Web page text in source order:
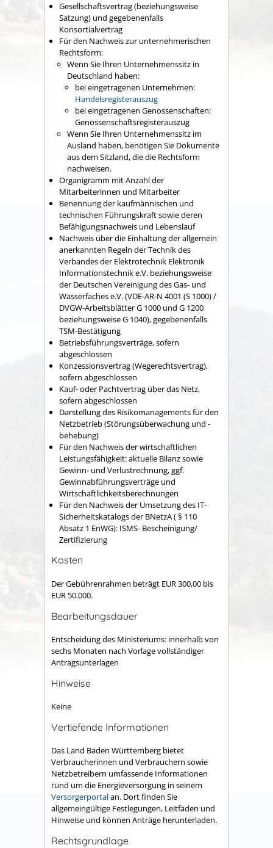
Gesellschaftsvertrag (beziehungsweise
Satzung) und gegebenenfalls
Konsortialvertrag
Für den Nachweis zur unternehmerischen
Rechtsform:
Wenn Sie Ihren Unternehmenssitz in
Deutschland haben:
bei eingetragenen Unternehmen:
Handelsregisterauszug
bei eingetragenen Genossenschaften:
Genossenschaftsregisterauszug
Wenn Sie Ihren Unternehmenssitz im
Ausland haben, benötigen Sie Dokumente
aus dem Sitzland, die die Rechtsform
nachweisen.
Organigramm mit Anzahl der
Mitarbeiterinnen und Mitarbeiter
Benennung der kaufmännischen und
technischen Führungskraft sowie deren
Befähigungsnachweis und Lebenslauf
Nachweis über die Einhaltung der allgemein
anerkannten Regeln der Technik des
Verbandes der Elektrotechnik Elektronik
Informationstechnik e.V. beziehungsweise
der Deutschen Vereinigung des Gas- und
Wasserfaches e.V. (VDE-AR-N 4001 (S 1000) /
DVGW-Arbeitsblätter G 1000 und G 1200
beziehungsweise G 1040), gegebenenfalls
TSM-Bestätigung
Betriebsführungsverträge, sofern
abgeschlossen
Konzessionsvertrag (Wegerechtsvertrag),
sofern abgeschlossen
Kauf- oder Pachtvertrag über das Netz,
sofern abgeschlossen
Darstellung des Risikomanagements für den
Netzbetrieb (Störungsüberwachung und -
behebung)
Für den Nachweis der wirtschaftlichen
Leistungsfähigkeit: aktuelle Bilanz sowie
Gewinn- und Verlustrechnung, ggf.
Gewinnabführungsverträge und
Wirtschaftlichkeitsberechnungen
Für den Nachweis der Umsetzung des IT-
Sicherheitskatalogs der BNetzA ( § 110
Absatz 1 EnWG): ISMS- Bescheinigung/
Zertifizierung
Kosten
Der Gebührenrahmen beträgt EUR 300,00 bis
EUR 50.000.
Bearbeitungsdauer
Entscheidung des Ministeriums: innerhalb von
sechs Monaten nach Vorlage vollständiger
Antragsunterlagen
Hinweise
Keine
Vertiefende Informationen
Das Land Baden Württemberg bietet
Verbraucherinnen und Verbrauchern sowie
Netzbetreibern umfassende Informationen
rund um die Energieversorgung in seinem
Versorgerportalan. Dort finden Sie
allgemeingültige Festlegungen, Leitfäden und
Hinweise und können Anträge herunterladen.
Rechtsgrundlage